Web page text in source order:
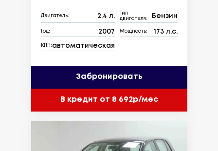
Двигатель: 2.4 л.
Тип
двигателя:
Бензин
Год: 2007 Мощность: 173 л.с.
КПП: автоматическая
Забронировать
В кредит от 8 692р/мес